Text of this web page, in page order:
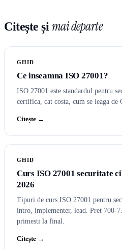
Citește șimai departe
GHID
Ce inseamna ISO 27001?
ISO 27001 este standardul pentru
certifica, cat costa, cum se leaga
Citește →
GHID
Curs ISO 27001 securitate
2026
Tipuri de curs ISO 27001 pentru
intro, implementer, lead. Pret 700-
primesti la final.
Citește →